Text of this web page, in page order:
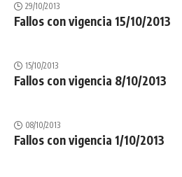
29/10/2013
Fallos con vigencia 15/10/2013
15/10/2013
Fallos con vigencia 8/10/2013
08/10/2013
Fallos con vigencia 1/10/2013